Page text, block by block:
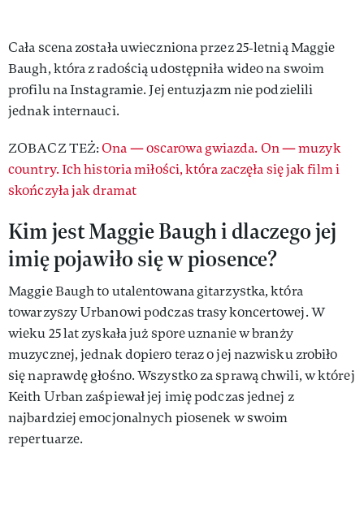
Cała scena została uwieczniona przez 25‑letnią Maggie
Baugh, która z radością udostępniła wideo na swoim
profilu na Instagramie. Jej entuzjazm nie podzielili
jednak internauci.
ZOBACZ TEŻ:Ona — oscarowa gwiazda. On — muzyk
country. Ich historia miłości, która zaczęła się jak film i
skończyła jak dramat
Kim jest Maggie Baugh i dlaczego jej
imię pojawiło się w piosence?
Maggie Baugh to utalentowana gitarzystka, która
towarzyszy Urbanowi podczas trasy koncertowej. W
wieku 25 lat zyskała już spore uznanie w branży
muzycznej, jednak dopiero teraz o jej nazwisku zrobiło
się naprawdę głośno. Wszystko za sprawą chwili, w której
Keith Urban zaśpiewał jej imię podczas jednej z
najbardziej emocjonalnych piosenek w swoim
repertuarze.